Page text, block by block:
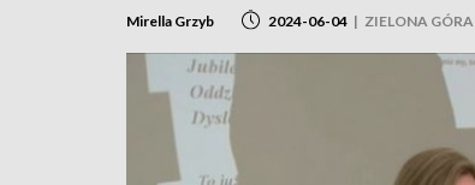
Mirella Grzyb 2024-06-04 | ZIELONA GÓRA